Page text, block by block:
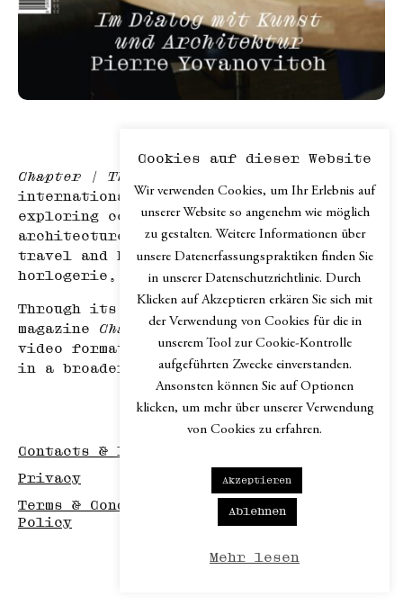
Chapter | The Design Journal
international design media brand
exploring contemporary design across
architecture, mobility, product design,
travel and hospitality, haute
horlogerie, and art.
Through its print edition, the online
magazine Chapter.digital, podcast and
video formats,
Chapterexplores design
in a broader cultural context.
Contacts & Imprint
Privacy
Terms & Conditions / Disclaimer / Return
Policy
Cookies auf dieser Website
Wir verwenden Cookies, um Ihr Erlebnis auf
unserer Website so angenehm wie möglich
zu gestalten. Weitere Informationen über
unsere Datenerfassungspraktiken finden Sie
in unserer Datenschutzrichtlinie. Durch
Klicken auf Akzeptieren erkären Sie sich mit
der Verwendung von Cookies für die in
unserem Tool zur Cookie-Kontrolle
aufgeführten Zwecke einverstanden.
Ansonsten können Sie auf Optionen
klicken, um mehr über unserer Verwendung
von Cookies zu erfahren.
Akzeptieren
Ablehnen
Mehr lesen